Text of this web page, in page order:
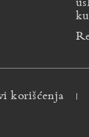
korišćenja